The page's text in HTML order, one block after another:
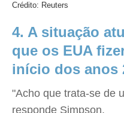
Crédito: Reuters
4. A situação
que os EUA
início dos anos
"Acho que trata-se de
responde Simpson.